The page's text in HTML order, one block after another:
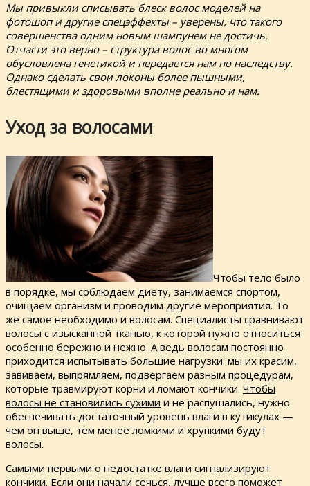
Мы привыкли списывать блеск волос моделей на
фотошоп и другие спецэффекты – уверены, что такого
совершенства одним новым шампунем не достичь.
Отчасти это верно – структура волос во многом
обусловлена генетикой и передается нам по наследству.
Однако сделать свои локоны более пышными,
блестящими и здоровыми вполне реально и нам.
Уход за волосами
Чтобы тело было
в порядке, мы соблюдаем диету, занимаемся спортом,
очищаем организм и проводим другие мероприятия. То
же самое необходимо и волосам. Специалисты сравнивают
волосы с изысканной тканью, к которой нужно относиться
особенно бережно и нежно. А ведь волосам постоянно
приходится испытывать большие нагрузки: мы их красим,
завиваем, выпрямляем, подвергаем разным процедурам,
которые травмируют корни и ломают кончики. Чтобы
волосы не становились сухими и не распушались, нужно
обеспечивать достаточный уровень влаги в кутикулах —
чем он выше, тем менее ломкими и хрупкими будут
волосы.
Самыми первыми о недостатке влаги сигнализируют
кончики. Если они начали сечься, лучше всего поможет